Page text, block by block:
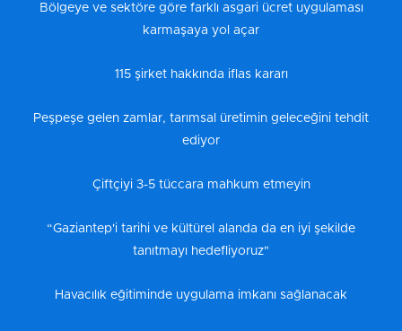
Bölgeye ve sektöre göre farklı asgari ücret uygulaması
karmaşaya yol açar
115 şirket hakkında iflas kararı
Peşpeşe gelen zamlar, tarımsal üretimin geleceğini tehdit
ediyor
Çiftçiyi 3-5 tüccara mahkum etmeyin
“Gaziantep'i tarihi ve kültürel alanda da en iyi şekilde
tanıtmayı hedefliyoruz"
Havacılık eğitiminde uygulama imkanı sağlanacak